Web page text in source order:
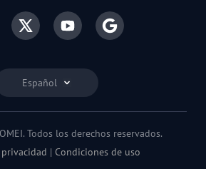
Español
Todos los derechos reservados.
| Condiciones de uso